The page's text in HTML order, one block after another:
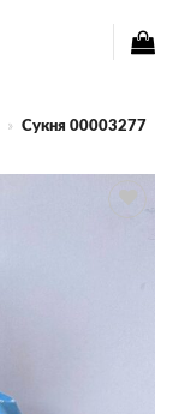
» Сукня 00003277